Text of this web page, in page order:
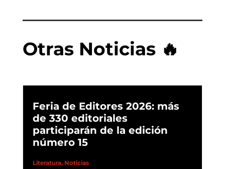
Otras Noticias 🔥
Feria de Editores 2026: más
de 330 editoriales
participarán de la edición
número 15
Literatura, Noticias